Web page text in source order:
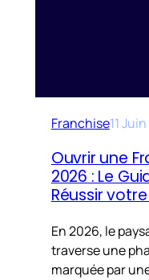
Franchise11
Ouvrir une
2026 : Le
Réussir
En 2026, le
traverse une
marquée par